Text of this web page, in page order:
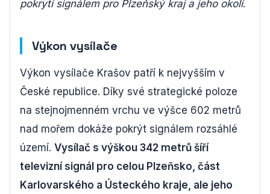
pokrytí signálem pro Plzeňský kraj a jeho okolí.
Výkon vysílače
Výkon vysílače Krašov patří k nejvyšším v
České republice. Díky své strategické poloze
na stejnojmenném vrchu ve výšce 602 metrů
nad mořem dokáže pokrýt signálem rozsáhlé
území. Vysílač s výškou 342 metrů šíří
televizní signál pro celou Plzeňsko, část
Karlovarského a Ústeckého kraje, ale jeho